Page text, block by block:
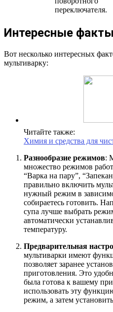
переключателя.
Интересные факты
Вот несколько интересных
мультиварку:
Читайте также:
Химия и средства для
Разнообразие режимов:
множество режимов
“Варка на пару”,
правильно включить
нужный режим в
собираетесь готовить.
супа лучше выбрать
автоматически
температуру.
Предварительная
мультиварки имеют
позволяет заранее
приготовления. Это
была готова к вашему
использовать эту
режим, а затем